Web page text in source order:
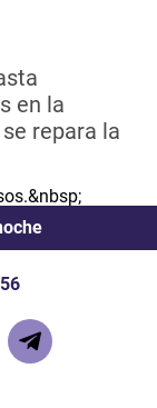
en la
repara la